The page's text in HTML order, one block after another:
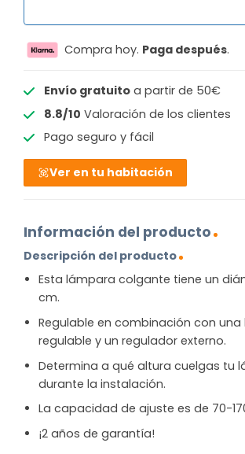
Compra hoy. Paga después.
Envío gratuitoa partir de 50€
8.8/10 Valoración de los clientes
Pago seguro y fácil
Ver en tu habitación
Información del producto
Descripción del producto
Esta lámpara colgante tiene un
cm.
Regulable en combinación con
regulable y un regulador externo.
Determina a qué altura cuelgas tu
durante la instalación.
La capacidad de ajuste es de 70-
¡2 años de garantía!